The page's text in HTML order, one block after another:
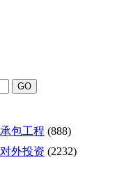
承包工程 (888)
对外投资 (2232)